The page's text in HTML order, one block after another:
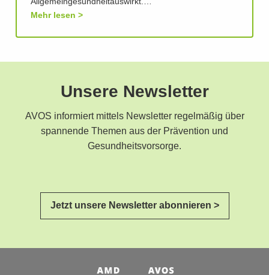
Allgemeingesundheitauswirkt.…
Mehr lesen
Unsere Newsletter
AVOS informiert mittels Newsletter regelmäßig über
spannende Themen aus der Prävention und
Gesundheitsvorsorge.
Jetzt unsere Newsletter abonnieren >